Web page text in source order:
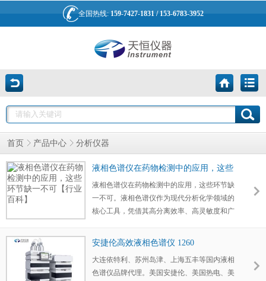
全国热线:159-7427-1831 / 153-6783-3952
首页 产品中心 分析仪器
液相色谱仪在药物检测中的应用，这些
环节缺一不可【行业百科】
液相色谱仪在药物检测中的应用，这些环节缺
一不可。液相色谱仪作为现代分析化学领域的
核心工具，凭借其高分离效率、高灵敏度和广
器。从原料药纯度评估到制剂杂质分析，从药
药物研发、生产及质量控制的全链条，为药品
安全性、有效性及质量可控性提供关键数据支
安捷伦高效液相色谱仪 1260
大连依特利、苏州岛津、上海五丰等国内液相
色谱仪品牌代理。美国安捷伦、美国热电、美